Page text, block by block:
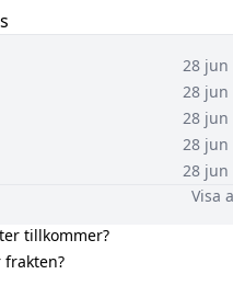
28 jun
28 jun
28 jun
28 jun
28 jun
Visa
tillkommer?
frakten?